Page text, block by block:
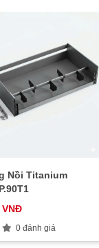
Nồi Titanium
VNĐ
0 đánh giá